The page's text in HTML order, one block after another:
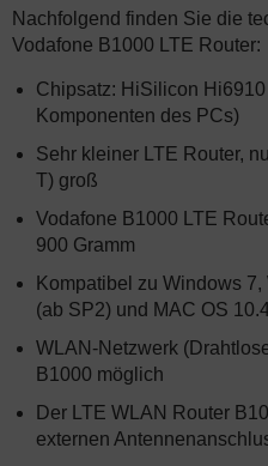
Nachfolgend finden Sie die
Vodafone B1000 LTE Router:
Chipsatz: HiSilicon
Komponenten des PCs)
Sehr kleiner LTE Router,
T) groß
Vodafone B1000 LTE
900 Gramm
Kompatibel zu Windows
(ab SP2) und MAC OS
WLAN-Netzwerk
B1000 möglich
Der LTE WLAN Router
externen